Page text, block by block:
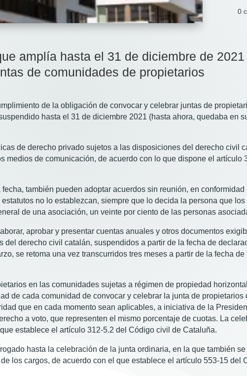
0
amplía hasta el 31 de diciembre de
de comunidades de propietarios
de la obligación de convocar y celebrar juntas de
hasta el 31 de diciembre 2021 (hasta ahora, quedaba en
de derecho privado sujetos a las disposiciones del derecho civil
medios de comunicación, de acuerdo con lo que dispone el artículo
también pueden adoptar acuerdos sin reunión, en conformidad
no lo establezcan, siempre que lo decida la persona que
de una asociación, un veinte por ciento de las personas
aprobar y presentar cuentas anuales y otros documentos
derecho civil catalán, suspendidos a partir de la fecha de
se retoma una vez transcurridos tres meses a partir de la fecha
en las comunidades sujetas a régimen de propiedad
de cada comunidad de convocar y celebrar la junta de propietarios
que en cada momento sean aplicables, a iniciativa de la
a voto, que representen el mismo porcentaje de cuotas. La
establece el artículo 312-5.2 del Código civil de Cataluña.
hasta la celebración de la junta ordinaria, en la que también
los cargos, de acuerdo con el que establece el artículo 553-15 del